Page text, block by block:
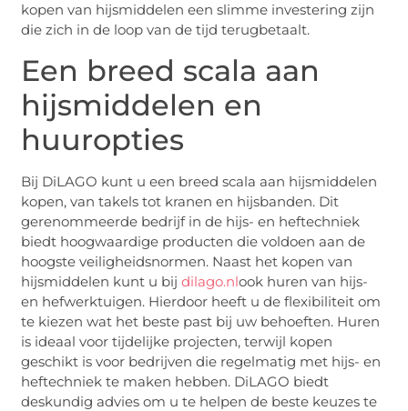
kopen van hijsmiddelen een slimme investering zijn
die zich in de loop van de tijd terugbetaalt.
Een breed scala aan
hijsmiddelen en
huuropties
Bij DiLAGO kunt u een breed scala aan hijsmiddelen
kopen, van takels tot kranen en hijsbanden. Dit
gerenommeerde bedrijf in de hijs- en heftechniek
biedt hoogwaardige producten die voldoen aan de
hoogste veiligheidsnormen. Naast het kopen van
hijsmiddelen kunt u bijdilago.nlook huren van hijs-
en hefwerktuigen. Hierdoor heeft u de flexibiliteit om
te kiezen wat het beste past bij uw behoeften. Huren
is ideaal voor tijdelijke projecten, terwijl kopen
geschikt is voor bedrijven die regelmatig met hijs- en
heftechniek te maken hebben. DiLAGO biedt
deskundig advies om u te helpen de beste keuzes te